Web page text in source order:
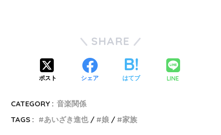
SHARE
ポスト シェア はてブ LINE
CATEGORY : 音楽関係
TAGS :
あいざき進也 娘 家族